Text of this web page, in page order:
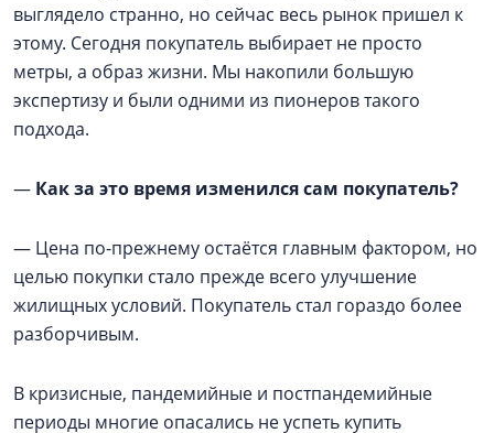
выглядело странно, но сейчас весь рынок пришел к
этому. Сегодня покупатель выбирает не просто
метры, а образ жизни. Мы накопили большую
экспертизу и были одними из пионеров такого
подхода.
— Как за это время изменился сам покупатель?
— Цена по-прежнему остаётся главным фактором, но
целью покупки стало прежде всего улучшение
жилищных условий. Покупатель стал гораздо более
разборчивым.
В кризисные, пандемийные и постпандемийные
периоды многие опасались не успеть купить